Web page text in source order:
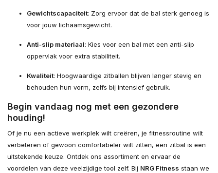
Gewichtscapaciteit: Zorg ervoor dat de bal sterk genoeg is
voor jouw lichaamsgewicht.
Anti-slip materiaal: Kies voor een bal met een anti-slip
oppervlak voor extra stabiliteit.
Kwaliteit: Hoogwaardige zitballen blijven langer stevig en
behouden hun vorm, zelfs bij intensief gebruik.
Begin vandaag nog met een gezondere
houding!
Of je nu een actieve werkplek wilt creëren, je fitnessroutine wilt
verbeteren of gewoon comfortabeler wilt zitten, een zitbal is een
uitstekende keuze. Ontdek ons assortiment en ervaar de
voordelen van deze veelzijdige tool zelf. Bij NRG Fitness staan we